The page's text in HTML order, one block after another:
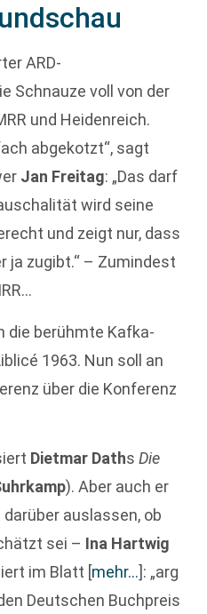
ARD-
Schnauze voll von der
und Heidenreich.
abgekotzt“, sagt
Jan Freitag: „Das darf
wird seine
und zeigt nur, dass
ja zugibt.“ – Zumindest
die berühmte Kafka-
1963. Nun soll an
über die Konferenz
Dietmar Daths Die
). Aber auch er
auslassen, ob
sei – Ina Hartwig
im Blatt [mehr…]: „arg
Deutschen Buchpreis